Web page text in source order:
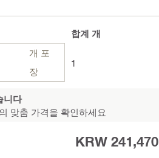
개 포
장
합계 개
1
니다
맞춤 가격을 확인하세요
KRW 241,470